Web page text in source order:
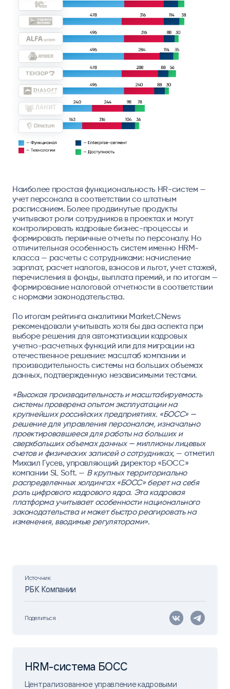
Источник
РБК Компании
Поделиться
Наиболее простая функциональность HR-систем —
учет персонала в соответствии со штатным
расписанием. Более продвинутые продукты
учитывают роли сотрудников в проектах и могут
контролировать кадровые бизнес-процессы и
формировать первичные отчеты по персоналу. Но
отличительная особенность систем именно HRM-
класса — расчеты с сотрудниками: начисление
зарплат, расчет налогов, взносов и льгот, учет стажей,
перечисления в фонды, выплата премий, и по итогам —
формирование налоговой отчетности в соответствии
с нормами законодательства.
По итогам рейтинга аналитики Market.CNews
рекомендовали учитывать хотя бы два аспекта при
выборе решения для автоматизации кадровых
учетно-расчетных функций или для миграции на
отечественное решение: масштаб компании и
производительность системы на больших объемах
данных, подтвержденную независимыми тестами.
«Высокая производительность и масштабируемость
системы проверена опытом эксплуатации на
крупнейших российских предприятиях. «БОСС» —
решение для управления персоналом, изначально
проектировавшееся для работы на больших и
сверхбольших объемах данных — миллионы лицевых
счетов и физических записей о сотрудниках,— отметил
Михаил Гусев, управляющий директор «БОСС»
компании SL Soft. — В крупных территориально
распределенных холдингах «БОСС» берет на себя
роль цифрового кадрового ядра. Эта кадровая
платформа учитывает особенности национального
законодательства и может быстро реагировать на
изменения, вводимые регуляторами».
HRM-система БОСС
Централизованное управление кадровыми